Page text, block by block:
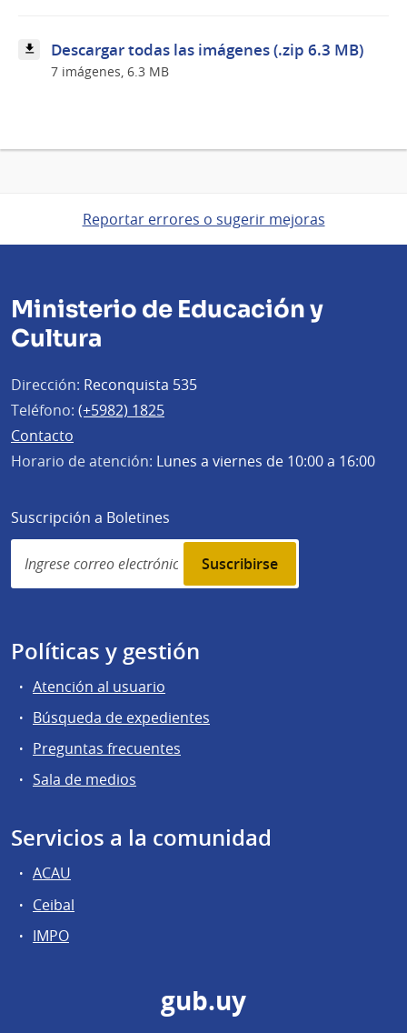
edición
2026.
Descargar todas las imágenes (.zip 6.3 MB)
7 imágenes, 6.3 MB
Reportar errores o sugerir mejoras
Ministerio de Educación y
Cultura
Dirección: Reconquista 535
Teléfono: (+5982) 1825
Contacto
Horario de atención: Lunes a viernes de 10:00 a 16:00
Suscripción a Boletines
Simplenews
subscription
Políticas y gestión
Atención al usuario
Búsqueda de expedientes
Preguntas frecuentes
Sala de medios
Servicios a la comunidad
ACAU
Ceibal
IMPO
gub.uy